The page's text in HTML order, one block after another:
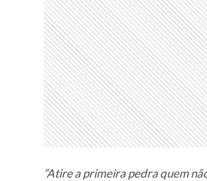
“Atire a primeira pedra quem